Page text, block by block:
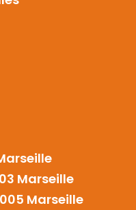
Marseille
Marseille